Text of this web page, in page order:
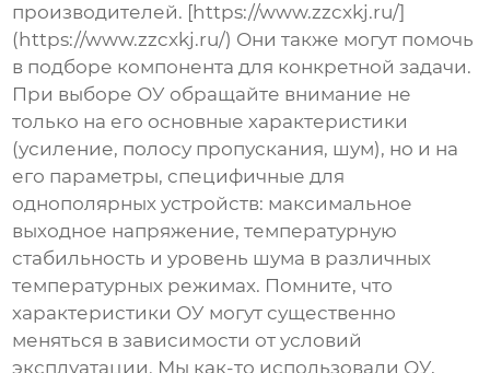
производителей. [https://www.zzcxkj.ru/]
(https://www.zzcxkj.ru/) Они также могут помочь
в подборе компонента для конкретной задачи.
При выборе ОУ обращайте внимание не
только на его основные характеристики
(усиление, полосу пропускания, шум), но и на
его параметры, специфичные для
однополярных устройств: максимальное
выходное напряжение, температурную
стабильность и уровень шума в различных
температурных режимах. Помните, что
характеристики ОУ могут существенно
меняться в зависимости от условий
эксплуатации. Мы как-то использовали ОУ,